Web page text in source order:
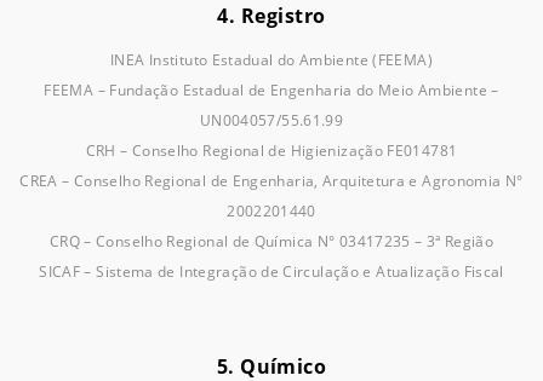
4. Registro
INEA Instituto Estadual do Ambiente (FEEMA)
FEEMA – Fundação Estadual de Engenharia do Meio Ambiente –
UN004057/55.61.99
CRH – Conselho Regional de Higienização FE014781
CREA – Conselho Regional de Engenharia, Arquitetura e Agronomia N°
2002201440
CRQ – Conselho Regional de Química N° 03417235 – 3ª Região
SICAF – Sistema de Integração de Circulação e Atualização Fiscal
5. Químico